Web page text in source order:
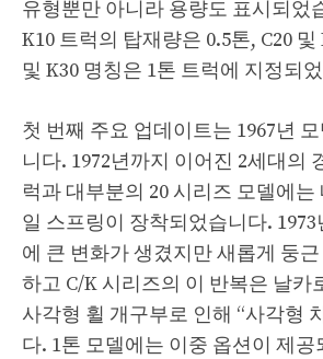
유형뿐만 아니라 용량도 표시되었
K10 트럭의 탑재량은 0.5톤, C20 및
및 K30 명칭은 1톤 트럭에 지정되
첫 번째 주요 업데이트는 1967년
니다. 1972년까지 이어진 2세대의
럭과 대부분의 20 시리즈 모델에는
일 스프링이 장착되었습니다. 1973
에 큰 변화가 생겼지만 새롭게 둥
하고 C/K 시리즈의 이 반복은 날카
사각형 휠 개구부로 인해 “사각형
다. 1톤 모델에는 이중 옵션이 제공